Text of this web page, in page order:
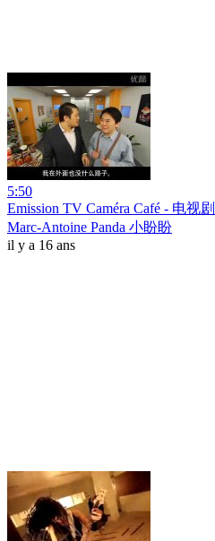
5:50
Emission TV Caméra Café - 电视
Marc-Antoine Panda 小盼盼
il y a 16 ans